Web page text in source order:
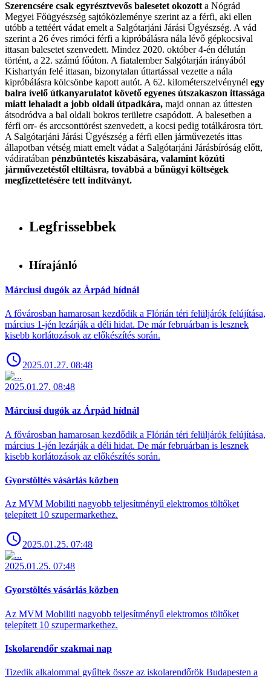
Szerencsére csak egyrésztvevős balesetet okozott a Nógrád
Megyei Főügyészség sajtóközleménye szerint az a férfi, aki ellen
utóbb a tettéért vádat emelt a Salgótarjáni Járási Ügyészség. A vád
szerint a 26 éves rimóci férfi a kipróbálásra nála lévő gépkocsival
ittasan balesetet szenvedett. Mindez 2020. október 4-én délután
történt, a 22. számú főúton. A fiatalember Salgótarján irányából
Kishartyán felé ittasan, bizonytalan úttartással vezette a nála
kipróbálásra kölcsönbe kapott autót. A 62. kilométerszelvénynél egy
balra ívelő útkanyarulatot követő egyenes útszakaszon ittassága
miatt lehaladt a jobb oldali útpadkára, majd onnan az úttesten
átsodródva a bal oldali bokros területre csapódott. A balesetben a
férfi orr- és arccsonttörést szenvedett, a kocsi pedig totálkárosra tört.
A Salgótarjáni Járási Ügyészség a férfi ellen járművezetés ittas
állapotban vétség miatt emelt vádat a Salgótarjáni Járásbíróság előtt,
vádiratában pénzbüntetés kiszabására, valamint közúti
járművezetéstől eltiltásra, továbbá a bűnügyi költségek
megfizettetésére tett indítványt.
Legfrissebbek
Hírajánló
Márciusi dugók az Árpád hídnál
A fővárosban hamarosan kezdődik a Flórián téri felüljárók felújítása,
március 1-jén lezárják a déli hidat. De már februárban is lesznek
kisebb korlátozások az előkészítés során.
2025.01.27. 08:48
2025.01.27. 08:48
Márciusi dugók az Árpád hídnál
A fővárosban hamarosan kezdődik a Flórián téri felüljárók felújítása,
március 1-jén lezárják a déli hidat. De már februárban is lesznek
kisebb korlátozások az előkészítés során.
Gyorstöltés vásárlás közben
Az MVM Mobiliti nagyobb teljesítményű elektromos töltőket
telepített 10 szupermarkethez.
2025.01.25. 07:48
2025.01.25. 07:48
Gyorstöltés vásárlás közben
Az MVM Mobiliti nagyobb teljesítményű elektromos töltőket
telepített 10 szupermarkethez.
Iskolarendőr szakmai nap
Tizedik alkalommal gyűltek össze az iskolarendőrök Budapesten a